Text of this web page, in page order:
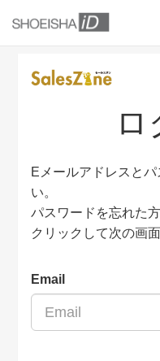
ロ
Eメールアドレスと
い。
パスワードを忘れた
クリックして次の画
Email